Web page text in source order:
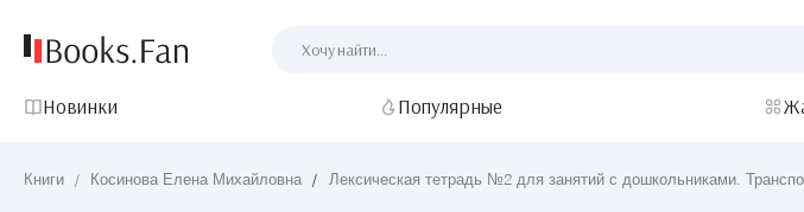
Новинки Популярные
Книги / Косинова Елена Михайловна / Лексическая тетрадь №2 для занятий с дошкольниками.